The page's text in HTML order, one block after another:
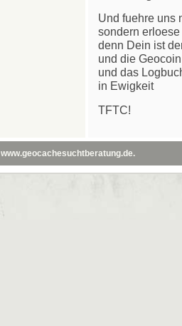
Und fuehre uns
sondern
denn Dein ist
und die Geocoin
und das
in Ewigkeit
TFTC!
www.geocachesuchtberatung.de.